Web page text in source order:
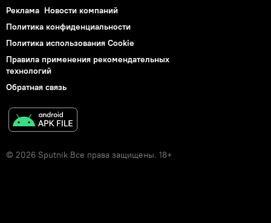
Реклама Новости компаний
Политика конфиденциальности
Политика использования Cookie
Правила применения рекомендательных
технологий
Обратная связь
© 2026 Sputnik Все права защищены. 18+